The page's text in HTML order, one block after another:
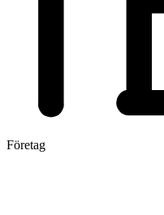
Företag